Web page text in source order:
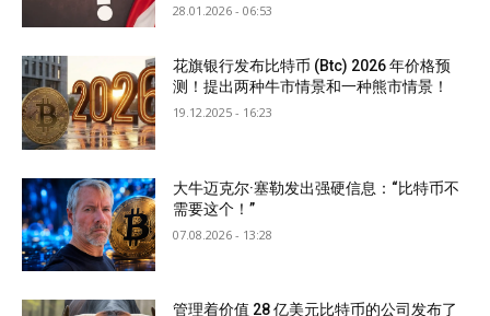
28.01.2026 - 06:53
花旗银行发布比特币 (Btc) 2026 年价格预
测！提出两种牛市情景和一种熊市情景！
19.12.2025 - 16:23
大牛迈克尔·塞勒发出强硬信息：“比特币不
需要这个！”
07.08.2026 - 13:28
管理着价值 28 亿美元比特币的公司发布了